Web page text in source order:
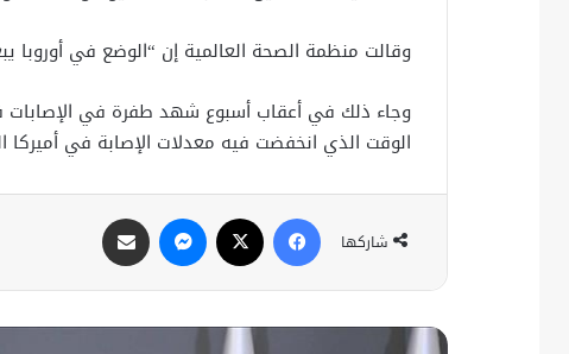
وقالت منظمة الصحة العالمية إن “الوضع في أوروبا
الوقت الذي انخفضت فيه معدلات الإصابة في أميركا
شاركها
فيسبوك ماسنجر